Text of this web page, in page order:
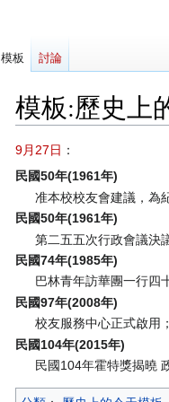
模板:歷史上
跳
至
覽
跳
至
尋
9月27日 ：
民國50年(1961年)
准本校校友會建議，為
民國50年(1961年)
第二五五次行政會議決
民國74年(1985年)
巴林青年訪華團一行四
民國97年(2008年)
校友服務中心正式啟用
民國104年(2015年)
民國104年霍特獎揭曉
模板 討論